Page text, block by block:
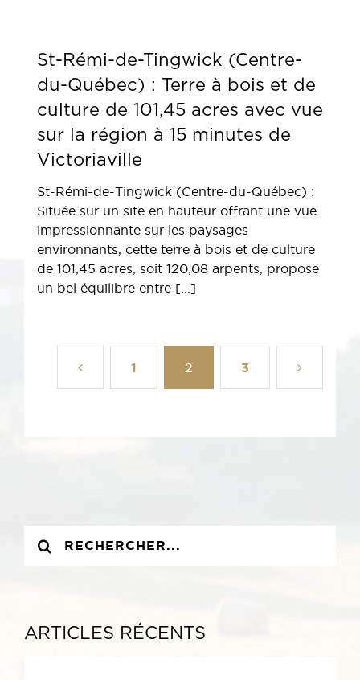
St-Rémi-de-Tingwick (Centre-
du-Québec) : Terre à bois et de
culture de 101,45 acres avec vue
sur la région à 15 minutes de
Victoriaville
St-Rémi-de-Tingwick (Centre-du-Québec) :
Située sur un site en hauteur offrant une vue
impressionnante sur les paysages
environnants, cette terre à bois et de culture
de 101,45 acres, soit 120,08 arpents, propose
un bel équilibre entre [...]
1 2 3
sur
ARTICLES RÉCENTS